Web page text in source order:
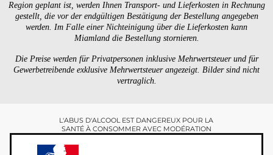
Region geplant ist, werden Ihnen Transport- und Lieferkosten in Rechnung
gestellt, die vor der endgültigen Bestätigung der Bestellung angegeben
werden. Im Falle einer Nichteinigung über die Lieferkosten kann
Miamland die Bestellung stornieren.
Die Preise werden für Privatpersonen inklusive Mehrwertsteuer und für
Gewerbetreibende exklusive Mehrwertsteuer angezeigt. Bilder sind nicht
vertraglich.
L'ABUS D'ALCOOL EST DANGEREUX POUR LA
SANTÉ À CONSOMMER AVEC MODÉRATION